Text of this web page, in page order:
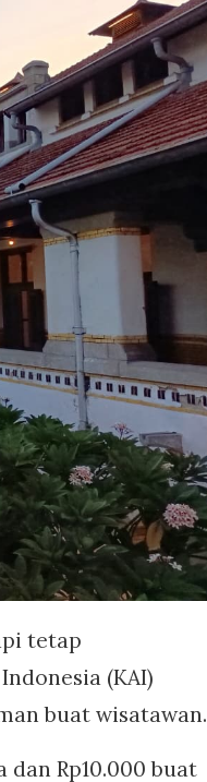
tetap
(KAI)
buat wisatawan.
Rp10.000 buat